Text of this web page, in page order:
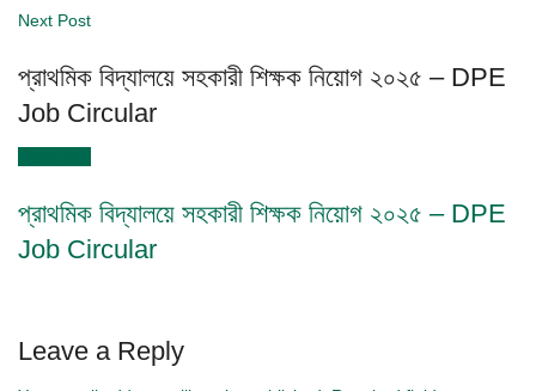
Next Post
প্রাথমিক বিদ্যালয়ে সহকারী শিক্ষক নিয়োগ ২০২৫ – DPE
Job Circular
প্রাথমিক বিদ্যালয়ে সহকারী শিক্ষক নিয়োগ ২০২৫ – DPE
Job Circular
Leave a Reply